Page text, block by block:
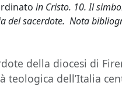
in Cristo. 10. Il
del sacerdote. Nota
della diocesi di
teologica dell’Italia